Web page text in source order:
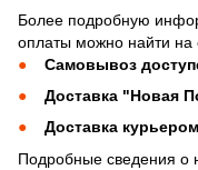
Более подробную
оплаты можно найти на
Самовывоз
Доставка "Новая
Доставка курьером
Подробные сведения о